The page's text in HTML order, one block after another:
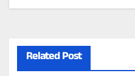
Related Post